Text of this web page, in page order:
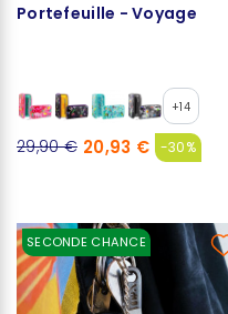
Portefeuille - Voyage
+14
29,90 € 20,93 € -30%
SECONDE CHANCE